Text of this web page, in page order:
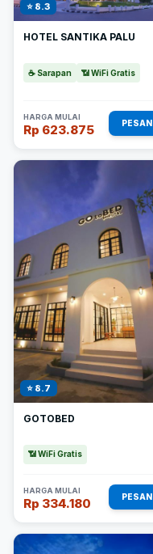
⭐ 8.3
HOTEL SANTIKA PALU
☕ Sarapan 📶 WiFi Gratis
HARGA MULAI
Rp 623.875 PESAN
⭐ 8.7
GOTOBED
📶 WiFi Gratis
HARGA MULAI
Rp 334.180 PESAN